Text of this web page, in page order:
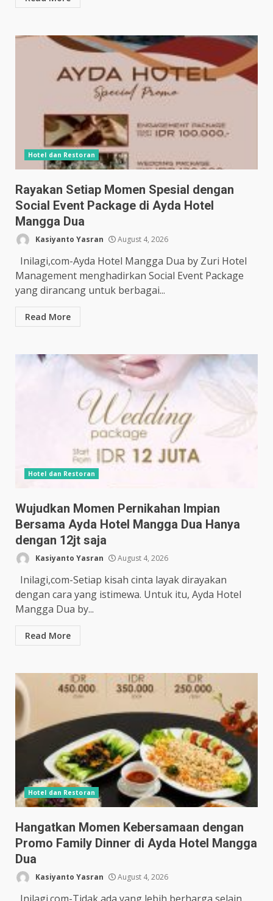
Hotel dan Restoran
Rayakan Setiap Momen Spesial dengan
Social Event Package di Ayda Hotel
Mangga Dua
Kasiyanto Yasran August 4, 2026
Inilagi,com-Ayda Hotel Mangga Dua by Zuri Hotel
Management menghadirkan Social Event Package
yang dirancang untuk berbagai...
Read More
Hotel dan Restoran
Wujudkan Momen Pernikahan Impian
Bersama Ayda Hotel Mangga Dua Hanya
dengan 12jt saja
Kasiyanto Yasran August 4, 2026
Inilagi,com-Setiap kisah cinta layak dirayakan
dengan cara yang istimewa. Untuk itu, Ayda Hotel
Mangga Dua by...
Read More
Hotel dan Restoran
Hangatkan Momen Kebersamaan dengan
Promo Family Dinner di Ayda Hotel Mangga
Dua
Kasiyanto Yasran August 4, 2026